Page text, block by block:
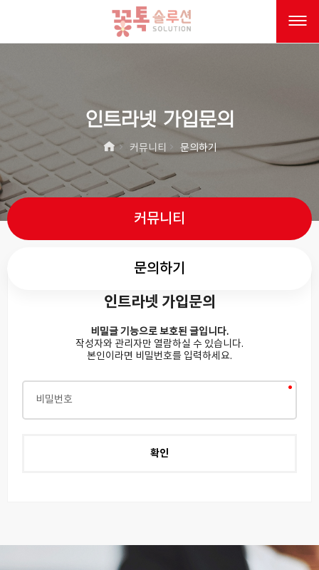
인트라넷 가입문의
커뮤니티 문의하기
커뮤니티
문의하기
인트라넷 가입문의
비밀글 기능으로 보호된 글입니다.
작성자와 관리자만 열람하실 수 있습니다.
본인이라면 비밀번호를 입력하세요.